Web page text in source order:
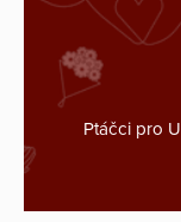
Ptáčci pro